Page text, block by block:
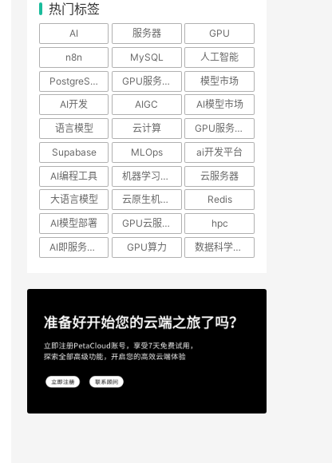
热门标签
AI 服务器
GPU
n8n
MySQL
人工智能
PostgreSQL
GPU服务器
模型市场
AI开发
AIGC
AI模型市场
语言模型
云计算
GPU服务器租用
Supabase
MLOps
ai开发平台
AI编程工具
机器学习模型
云服务器
大语言模型
云原生机器学习
Redis
AI模型部署
GPU云服务器
hpc
AI即服务平台
GPU算力 数据科学工作流